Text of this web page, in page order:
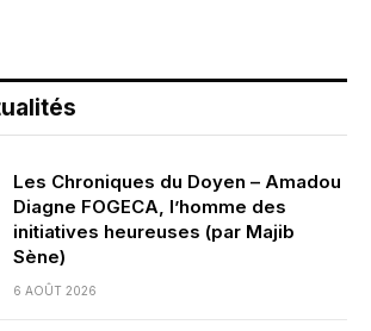
Les Chroniques du Doyen – Amadou
Diagne FOGECA, l’homme des
initiatives heureuses (par Majib
Sène)
6 AOÛT 2026